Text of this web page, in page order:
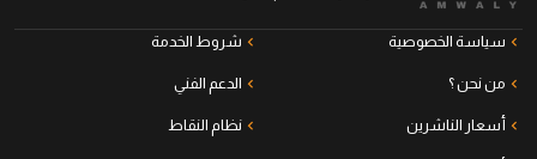
سياسة الخصوصية شروط الخدمة
من نحن ؟ الدعم الفني
أسعار الناشرين نظام النقاط